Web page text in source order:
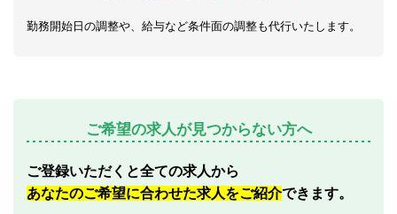
勤務開始日の調整や、給与など条件面の調整も代行いたします。
ご希望の求人が見つからない方へ
ご登録いただくと全ての求人から
あなたのご希望に合わせた求人をご紹介できます。